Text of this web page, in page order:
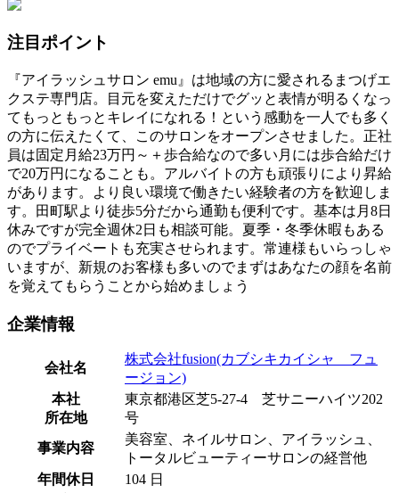
注目ポイント
『アイラッシュサロン emu』は地域の方に愛されるまつげエ
クステ専門店。目元を変えただけでグッと表情が明るくなっ
てもっともっとキレイになれる！という感動を一人でも多く
の方に伝えたくて、このサロンをオープンさせました。正社
員は固定月給23万円～＋歩合給なので多い月には歩合給だけ
で20万円になることも。アルバイトの方も頑張りにより昇給
があります。より良い環境で働きたい経験者の方を歓迎しま
す。田町駅より徒歩5分だから通勤も便利です。基本は月8日
休みですが完全週休2日も相談可能。夏季・冬季休暇もある
のでプライベートも充実させられます。常連様もいらっしゃ
いますが、新規のお客様も多いのでまずはあなたの顔を名前
を覚えてもらうことから始めましょう
企業情報
会社名
株式会社fusion(カブシキカイシャ フュ
ージョン)
本社
所在地
東京都港区芝5-27-4 芝サニーハイツ202
号
事業内容
美容室、ネイルサロン、アイラッシュ、
トータルビューティーサロンの経営他
年間休日
104 日